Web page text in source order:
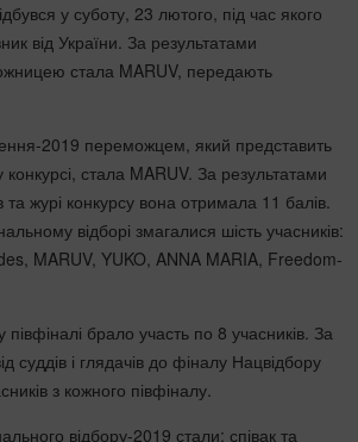
у суботу, 23 лютого, під час якого
від України. За результатами
стала MARUV, передають
2019 переможцем, який представить
конкурсі, стала MARUV. За результатами
та журі конкурсу вона отримала 11 балів.
відборі змагалися шість учасників:
MARUV, YUKO, ANNA MARIA, Freedom-
брало участь по 8 учасників. За
суддів і глядачів до фіналу Нацвідбору
з кожного півфіналу.
відбору-2019 стали: співак та